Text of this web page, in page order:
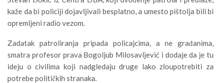
kaže da bi policiji dojavljivali besplatno, a umesto pištolja bili bi
opremljeni radio vezom.
Zadatak patroliranja pripada policajcima, a ne građanima,
smatra profesor prava Bogoljub Milosavljević i dodaje da je tu
ideju o civilima koji nadgledaju druge lako zloupotrebiti za
potrebe političkih stranaka.